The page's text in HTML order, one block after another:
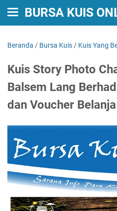
BURSA KUIS
Beranda / Bursa Kuis / Kuis Yang
Kuis Story Photo
Balsem Lang
dan Voucher Belanja